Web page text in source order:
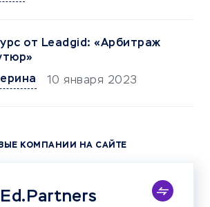
от Leadgid: «Арбитраж
10 января 2023
КОМПАНИИ НА САЙТЕ
Ed.Partners